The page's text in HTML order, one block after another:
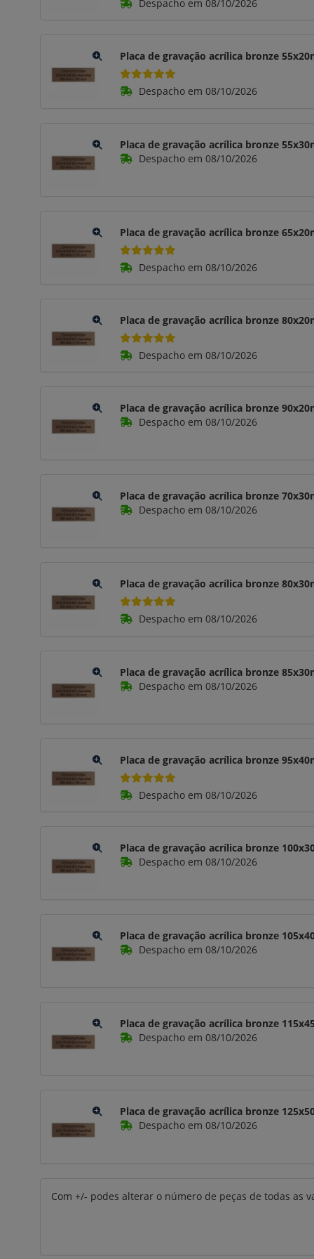
Despacho em 08/10/2026
Placa de gravação acrílica bronze
Despacho em 08/10/2026
Placa de gravação acrílica bronze
Despacho em 08/10/2026
Placa de gravação acrílica bronze
Despacho em 08/10/2026
Placa de gravação acrílica bronze
Despacho em 08/10/2026
Placa de gravação acrílica bronze
Despacho em 08/10/2026
Placa de gravação acrílica bronze
Despacho em 08/10/2026
Placa de gravação acrílica bronze
Despacho em 08/10/2026
Placa de gravação acrílica bronze
Despacho em 08/10/2026
Placa de gravação acrílica bronze
Despacho em 08/10/2026
Placa de gravação acrílica bronze
Despacho em 08/10/2026
Placa de gravação acrílica bronze
Despacho em 08/10/2026
Placa de gravação acrílica bronze
Despacho em 08/10/2026
Placa de gravação acrílica bronze
Despacho em 08/10/2026
Com +/- podes alterar o número de peças de todas as